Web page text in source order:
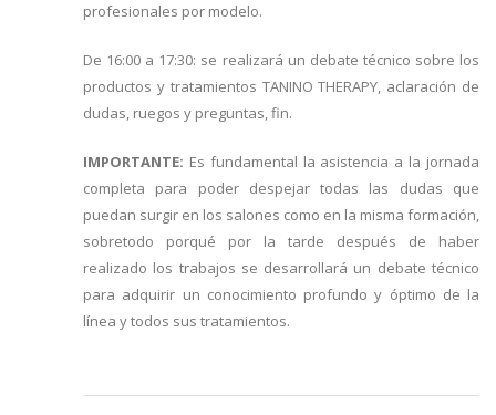
profesionales por modelo.
De 16:00 a 17:30: se realizará un debate técnico sobre los
productos y tratamientos TANINO THERAPY, aclaración de
dudas, ruegos y preguntas, fin.
IMPORTANTE: Es fundamental la asistencia a la jornada
completa para poder despejar todas las dudas que
puedan surgir en los salones como en la misma formación,
sobretodo porqué por la tarde después de haber
realizado los trabajos se desarrollará un debate técnico
para adquirir un conocimiento profundo y óptimo de la
línea y todos sus tratamientos.